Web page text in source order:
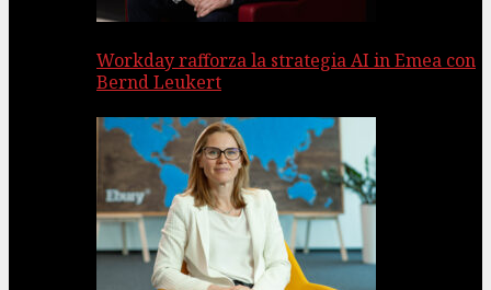
Workday rafforza la strategia AI in Emea con
Bernd Leukert